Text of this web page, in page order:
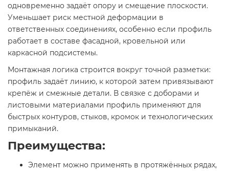
одновременно задаёт опору и смещение плоскости.
Уменьшает риск местной деформации в
ответственных соединениях, особенно если профиль
работает в составе фасадной, кровельной или
каркасной подсистемы.
Монтажная логика строится вокруг точной разметки:
профиль задаёт линию, к которой затем привязывают
крепёж и смежные детали. В связке с доборами и
листовыми материалами профиль применяют для
быстрых контуров, стыков, кромок и технологических
примыканий.
Преимущества:
Элемент можно применять в протяжённых рядах,